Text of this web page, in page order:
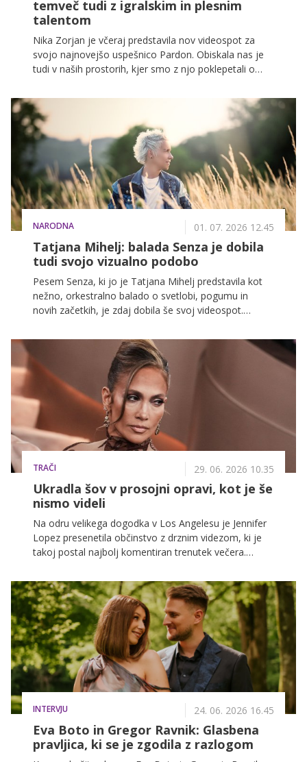
temveč tudi z igralskim in plesnim
talentom
Nika Zorjan je včeraj predstavila nov videospot za
svojo najnovejšo uspešnico Pardon. Obiskala nas je
tudi v naših prostorih, kjer smo z njo poklepetali o
zgodbo njene velike uspešnice Kliše, ustvarjalnem
procesu, plesnih izzivih, igralskih sanjah in načrtih za
prihodnost.
NARODNA 01. 07. 2026 12.45
Tatjana Mihelj: balada Senza je dobila
tudi svojo vizualno podobo
Pesem Senza, ki jo je Tatjana Mihelj predstavila kot
nežno, orkestralno balado o svetlobi, pogumu in
novih začetkih, je zdaj dobila še svoj videospot.
jezikih – slovenščini in italijanščini – tako dobiva novo
dimenzijo, saj se njena intimna zgodba nadaljuje tudi
v vizualni pripovedi.
TRAČI 29. 06. 2026 10.35
Ukradla šov v prosojni opravi, kot je še
nismo videli
Na odru velikega dogodka v Los Angelesu je Jennifer
Lopez presenetila občinstvo z drznim videzom, ki je
takoj postal najbolj komentiran trenutek večera.
popolno optično iluzijo in poskrbela, da je njen nastop
zasenčil vse ostalo dogajanje.
INTERVJU 24. 06. 2026 16.45
Eva Boto in Gregor Ravnik: Glasbena
pravljica, ki se je zgodila z razlogom